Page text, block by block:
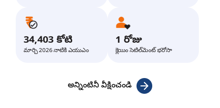
34,403 కోటి
మార్చి 2026 నాటికి ఎయుఎం
1 రోజు
క్లెయిం సెటిల్‌మెంట్ భరోసా
అన్నింటినీ వీక్షించండి